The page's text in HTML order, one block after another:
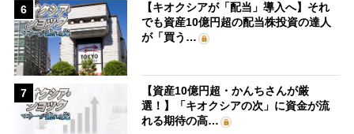
6
【キオクシアが「配当」導入へ】それ
でも資産10億円超の配当株投資の達人
が「買う…
7
【資産10億円超・かんちさんが厳
選！】「キオクシアの次」に資金が流
れる期待の高…